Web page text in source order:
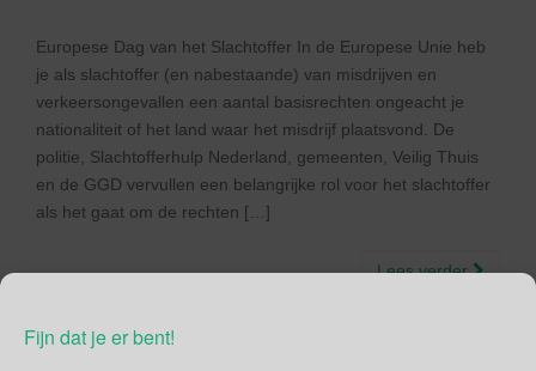
Fijn dat je er bent!
Europese Dag van het Slachtoffer In de Europese Unie heb
je als slachtoffer (en nabestaande) van misdrijven en
verkeersongevallen een aantal basisrechten ongeacht je
nationaliteit of het land waar het misdrijf plaatsvond. De
politie, Slachtofferhulp Nederland, gemeenten, Veilig Thuis
en de GGD vervullen een belangrijke rol voor het slachtoffer
als het gaat om de rechten […]
Lees verder